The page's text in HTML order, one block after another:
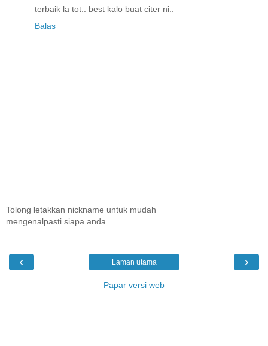
terbaik la tot.. best kalo buat citer ni..
Balas
Tolong letakkan nickname untuk mudah
mengenalpasti siapa anda.
‹ ›
Laman utama
Papar versi web